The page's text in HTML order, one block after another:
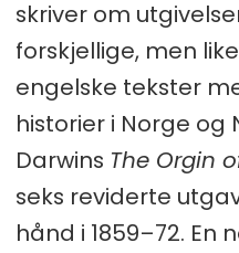
skriver om
forskjellige, men
engelske tekster
historier i Norge og
Darwins The Orgin
seks reviderte
hånd i 1859–72. En